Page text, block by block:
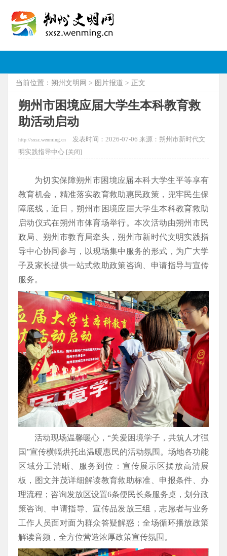
当前位置： 朔州文明网 > 图片报道 > 正文
朔州市困境应届大学生本科教育救
助活动启动
http://sxsz.wenming.cn
发表时间：2026-07-06 来源：朔州市新时代文
明实践指导中心 [关闭]
为切实保障朔州市困境应届本科大学生平等享有
教育机会，精准落实教育救助惠民政策，兜牢民生保
障底线，近日，朔州市困境应届大学生本科教育救助
启动仪式在朔州市体育场举行。本次活动由朔州市民
政局、朔州市教育局牵头，朔州市新时代文明实践指
导中心协同参与，以现场集中服务的形式，为广大学
子及家长提供一站式救助政策咨询、申请指导与宣传
服务。
活动现场温馨暖心，“关爱困境学子，共筑人才强
国”宣传横幅烘托出温暖惠民的活动氛围。场地各功能
区域分工清晰、服务到位：宣传展示区摆放高清展
板，图文并茂详细解读教育救助标准、申报条件、办
理流程；咨询发放区设置6条便民长条服务桌，划分政
策咨询、申请指导、宣传品发放三组，志愿者与业务
工作人员面对面为群众答疑解惑；全场循环播放政策
解读音频，全方位营造浓厚政策宣传氛围。